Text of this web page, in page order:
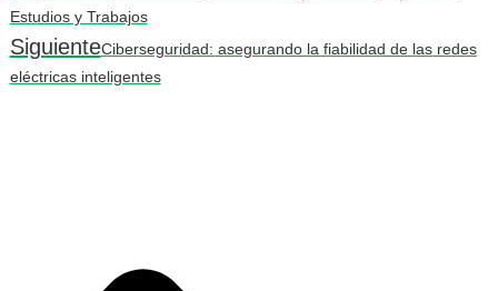
Estudios y Trabajos
SiguienteCiberseguridad: asegurando la fiabilidad de las redes
eléctricas inteligentes